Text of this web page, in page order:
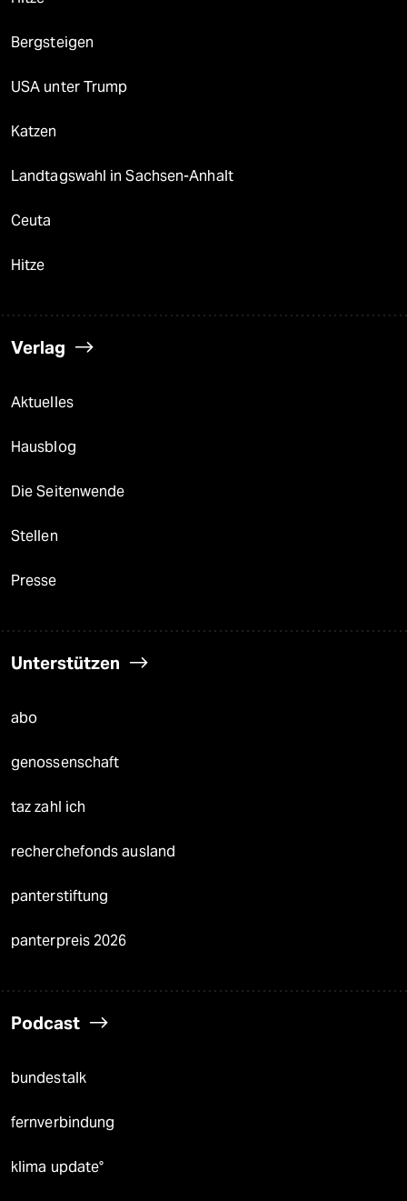
Bergsteigen
USA unter Trump
Katzen
Landtagswahl in Sachsen-Anhalt
Ceuta
Hitze
Verlag
Aktuelles
Hausblog
Die Seitenwende
Stellen
Presse
Unterstützen
abo
genossenschaft
taz zahl ich
recherchefonds ausland
panterstiftung
panterpreis 2026
Podcast
bundestalk
fernverbindung
klima update°